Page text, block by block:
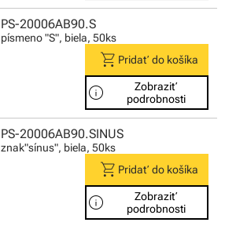
PS-20006AB90.S
písmeno "S", biela, 50ks
shopping_cart Pridať do košíka
info
Zobraziť
podrobnosti
PS-20006AB90.SINUS
znak"sínus", biela, 50ks
shopping_cart Pridať do košíka
info
Zobraziť
podrobnosti